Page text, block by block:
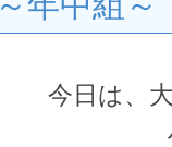
今日は、